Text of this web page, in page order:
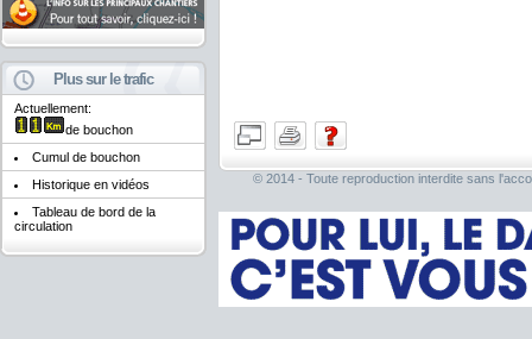
Plus sur le trafic
Actuellement:
de bouchon
Cumul de bouchon
Historique en vidéos
Tableau de bord de la
circulation
© 2014 - Toute reproduction interdite sans